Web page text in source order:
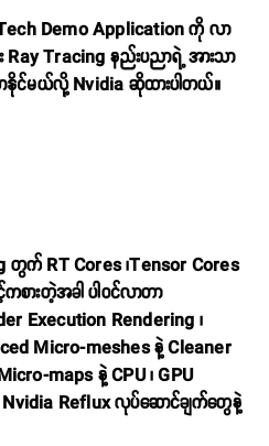
Demo Application ကို လာ
Tracing နည်းပညာရဲ့ အားသာ
င်မယ်လို့ Nvidia ဆိုထားပါတယ်။
တွက် RT Cores ၊Tensor Cores
စားတဲ့အခါ ပါဝင်လာတာ
Execution Rendering ၊
Micro-meshes နဲ့ Cleaner
maps နဲ့ CPU ၊ GPU
Reflux လုပ်ဆောင်ချက်တွေနဲ့